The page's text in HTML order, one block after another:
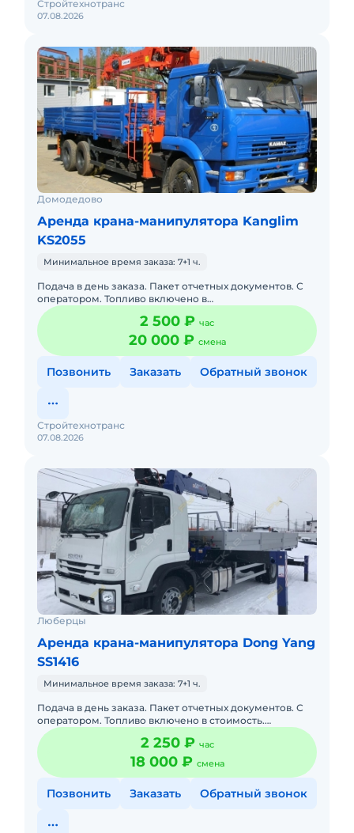
07.08.2026
Стройтехнотранс
Домодедово
Аренда крана-манипулятора Kanglim
KS2055
Минимальное время заказа: 7+1 ч.
Подача в день заказа. Пакет отчетных документов. С
оператором. Топливо включено в
стоимость.Полноценный бортовой автомобиль Камаз
с собственной кран-манипулятор
2 500 ₽ час
20 000 ₽ смена
Позвонить Заказать Обратный звонок
07.08.2026
Стройтехнотранс
Люберцы
Аренда крана-манипулятора Dong Yang
SS1416
Минимальное время заказа: 7+1 ч.
Подача в день заказа. Пакет отчетных документов. С
оператором. Топливо включено в стоимость.
Долгосрочная аренда. Краткосрочная аренда. Сейчас
свободна. Техника
2 250 ₽ час
18 000 ₽ смена
Позвонить Заказать Обратный звонок